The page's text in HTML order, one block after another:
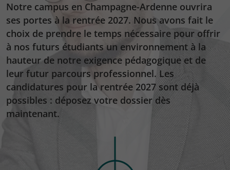
Notre campus en Champagne-Ardenne ouvrira
ses portes à la rentrée 2027. Nous avons fait le
choix de prendre le temps nécessaire pour offrir
à nos futurs étudiants un environnement à la
hauteur de notre exigence pédagogique et de
leur futur parcours professionnel. Les
candidatures pour la rentrée 2027 sont déjà
possibles : déposez votre dossier dès
maintenant.